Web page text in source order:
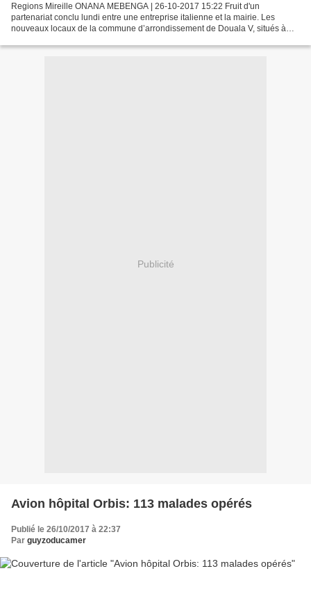
Regions Mireille ONANA MEBENGA | 26-10-2017 15:22 Fruit d'un
partenariat conclu lundi entre une entreprise italienne et la mairie. Les
nouveaux locaux de la commune d’arrondissement de Douala V, situés à
Publicité
Avion hôpital Orbis: 113 malades opérés
Publié le 26/10/2017 à 22:37
Par guyzoducamer